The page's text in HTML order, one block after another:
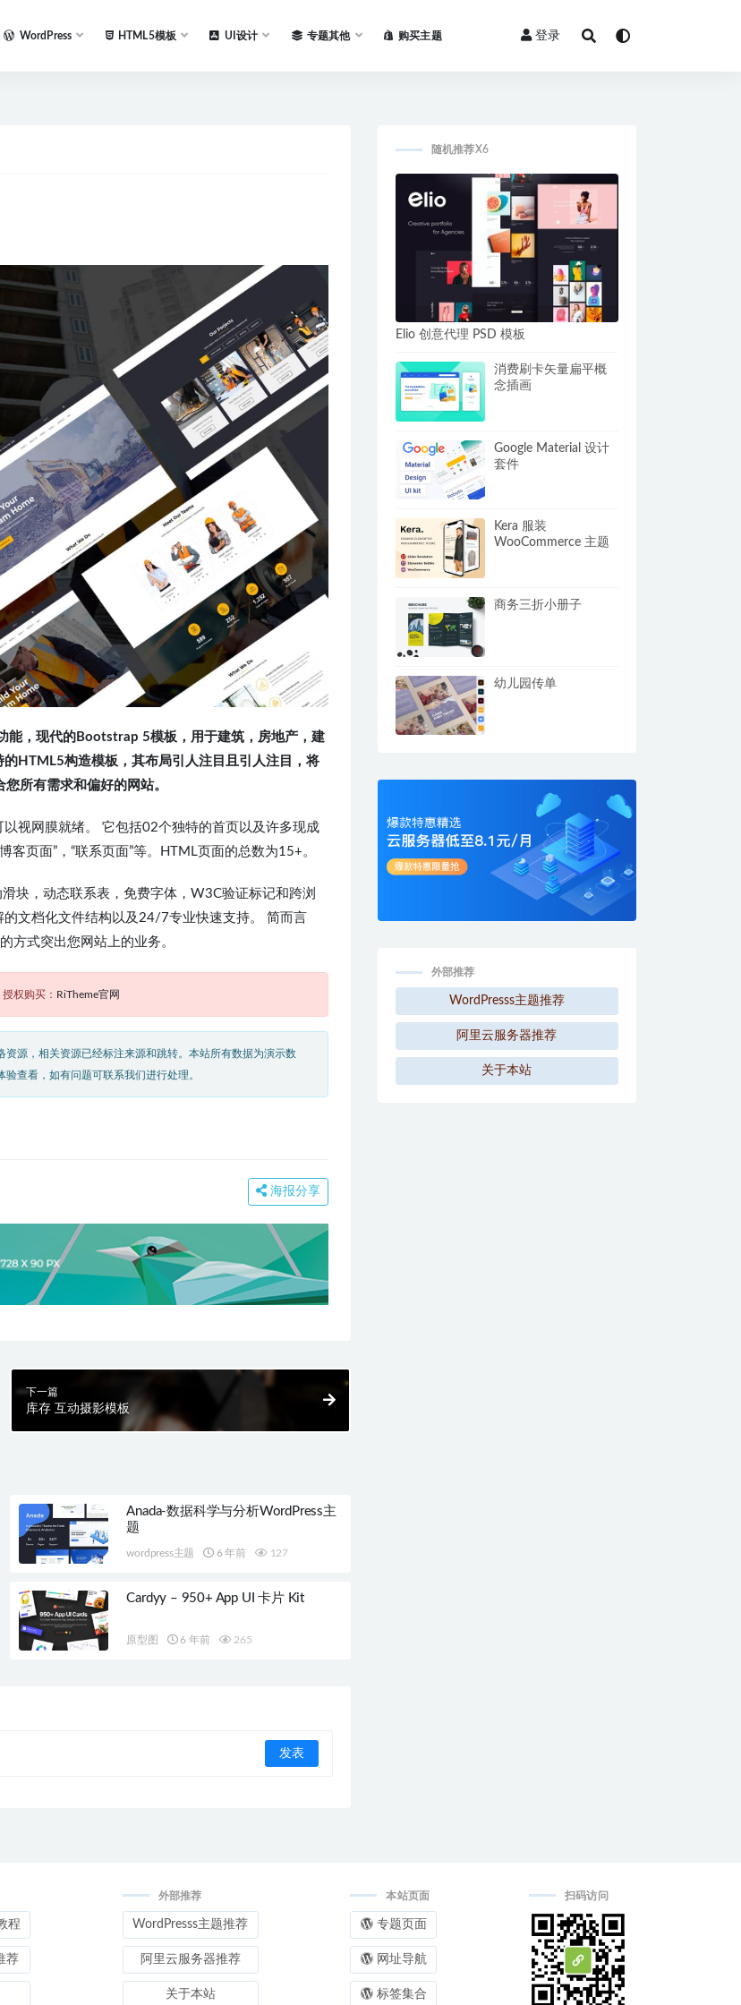
WordPress HTML5模板 UI设计 专题其他 购买主题 登录
，现代的Bootstrap 5模板，用于建筑，房地产，建
HTML5构造模板，其布局引人注目且引人注目，将
所有需求和偏好的网站。
视网膜就绪。 它包括02个独特的首页以及许多现成
客页面”，“联系页面”等。HTML页面的总数为15+。
块，动态联系表，免费字体，W3C验证标记和跨浏
文档化文件结构以及24/7专业快速支持。 简而言
方式突出您网站上的业务。
权购买： RiTheme官网
源，相关资源已经标注来源和跳转。本站所有数据为演示数
查看，如有问题可联系我们进行处理。
海报分享
下一篇
库存 互动摄影模板
Anada-数据科学与分析WordPress主
题
wordpress主题 6 年前 127
Cardyy – 950+ App UI 卡片 Kit
原型图 6 年前 265
随机推荐X6
Elio 创意代理 PSD 模板
消费刷卡矢量扁平概
念插画
Google Material 设计
套件
Kera 服装
WooCommerce 主题
商务三折小册子
幼儿园传单
外部推荐
WordPresss主题推荐
阿里云服务器推荐
关于本站
程
荐
外部推荐
WordPresss主题推荐
阿里云服务器推荐
关于本站
本站页面
专题页面
网址导航
标签集合
扫码访问